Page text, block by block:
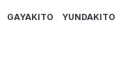
GAYAKITO YUNDAKITO